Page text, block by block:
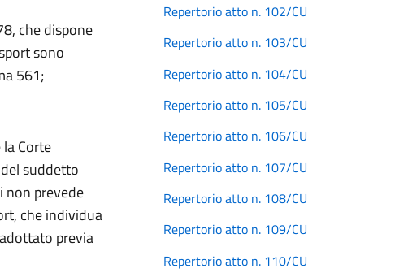
che dispone
sono
561;
Corte
suddetto
non prevede
che individua
previa
Repertorio atto n. 102/CU
Repertorio atto n. 103/CU
Repertorio atto n. 104/CU
Repertorio atto n. 105/CU
Repertorio atto n. 106/CU
Repertorio atto n. 107/CU
Repertorio atto n. 108/CU
Repertorio atto n. 109/CU
Repertorio atto n. 110/CU